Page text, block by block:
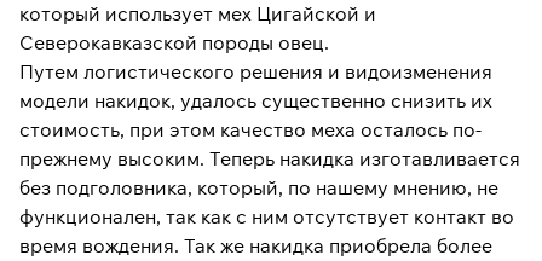
который использует мех Цигайской и
Северокавказской породы овец.
Путем логистического решения и видоизменения
модели накидок, удалось существенно снизить их
стоимость, при этом качество меха осталось по-
прежнему высоким. Теперь накидка изготавливается
без подголовника, который, по нашему мнению, не
функционален, так как с ним отсутствует контакт во
время вождения. Так же накидка приобрела более